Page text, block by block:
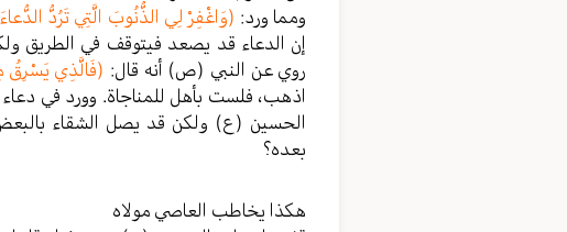
ومما ورد: (وَاغْفِرْ لِي الذُّنُوبَ الَّتِي تَرُدُّ
إن الدعاء قد يصعد فيتوقف في الطريق
روي عن النبي (ص) أنه قال: (فَالَّذِي يَسْرِقُ
اذهب، فلست بأهل للمناجاة. وورد في
الحسين (ع) ولكن قد يصل الشقاء
بعده؟
هكذا يخاطب العاصي مولاه